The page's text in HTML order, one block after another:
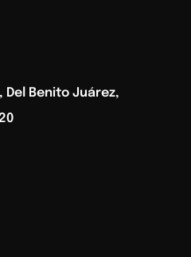
Del Benito Juárez,